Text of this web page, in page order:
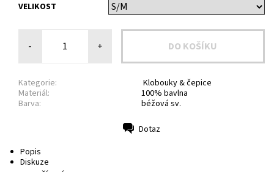
VELIKOST
- +
Kategorie:
Klobouky & čepice
Materiál:
100% bavlna
Barva:
béžová sv.
Dotaz
Popis
Diskuze